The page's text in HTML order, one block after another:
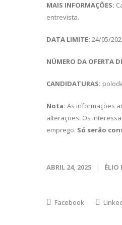
MAIS INFORMAÇÕES:
entrevista.
DATA LIMITE: 24/05/
NÚMERO DA OFERTA
CANDIDATURAS:
Nota: As informações
alterações. Os
emprego. Só serão
ABRIL 24, 2025 ÉLIO
Facebook